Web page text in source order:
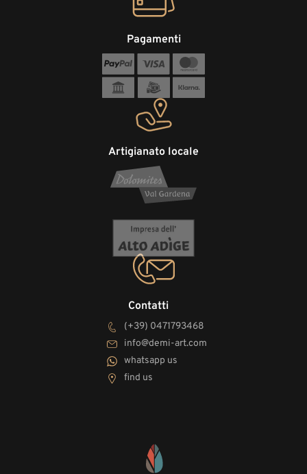
Contatti
(+39) 0471793468
info@demi-art.com
whatsapp us
find us
Artigianato locale
Pagamenti